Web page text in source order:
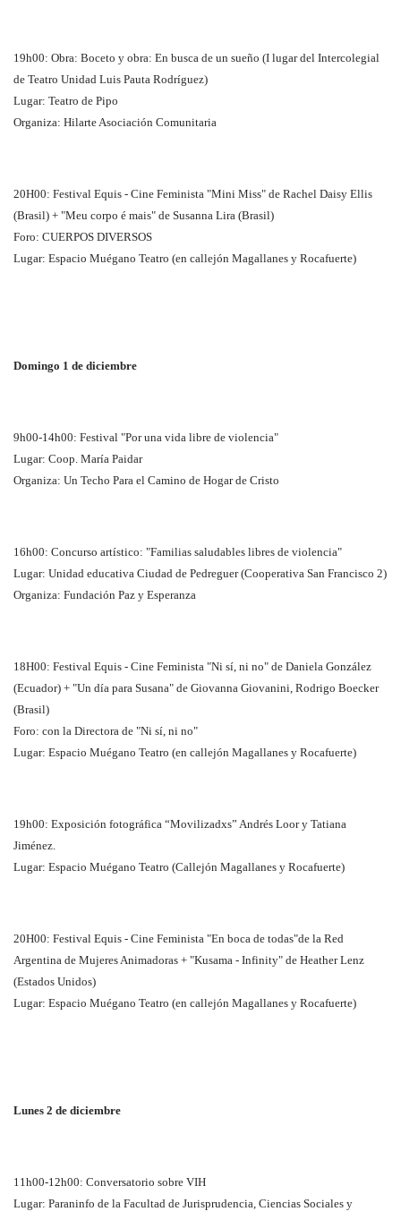
19h00: Obra: Boceto y obra: En busca de un sueño (I lugar del Intercolegial
de Teatro Unidad Luis Pauta Rodríguez)
Lugar: Teatro de Pipo
Organiza: Hilarte Asociación Comunitaria
20H00: Festival Equis - Cine Feminista "Mini Miss" de Rachel Daisy Ellis
(Brasil) + "Meu corpo é mais" de Susanna Lira (Brasil)
Foro: CUERPOS DIVERSOS
Lugar: Espacio Muégano Teatro (en callejón Magallanes y Rocafuerte)
Domingo 1 de diciembre
9h00-14h00: Festival "Por una vida libre de violencia"
Lugar: Coop. María Paidar
Organiza: Un Techo Para el Camino de Hogar de Cristo
16h00: Concurso artístico: "Familias saludables libres de violencia"
Lugar: Unidad educativa Ciudad de Pedreguer (Cooperativa San Francisco 2)
Organiza: Fundación Paz y Esperanza
18H00: Festival Equis - Cine Feminista "Ni sí, ni no" de Daniela González
(Ecuador) + "Un día para Susana" de Giovanna Giovanini, Rodrigo Boecker
(Brasil)
Foro: con la Directora de "Ni sí, ni no"
Lugar: Espacio Muégano Teatro (en callejón Magallanes y Rocafuerte)
19h00: Exposición fotográfica “Movilizadxs” Andrés Loor y Tatiana
Jiménez.
Lugar: Espacio Muégano Teatro (Callejón Magallanes y Rocafuerte)
20H00: Festival Equis - Cine Feminista "En boca de todas"de la Red
Argentina de Mujeres Animadoras + "Kusama - Infinity" de Heather Lenz
(Estados Unidos)
Lugar: Espacio Muégano Teatro (en callejón Magallanes y Rocafuerte)
Lunes 2 de diciembre
11h00-12h00: Conversatorio sobre VIH
Lugar: Paraninfo de la Facultad de Jurisprudencia, Ciencias Sociales y